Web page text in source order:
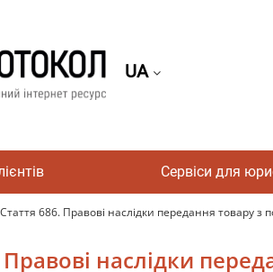
UA
Сервіси для
Стаття 686. Правові наслідки передання товару з
Правові наслідки